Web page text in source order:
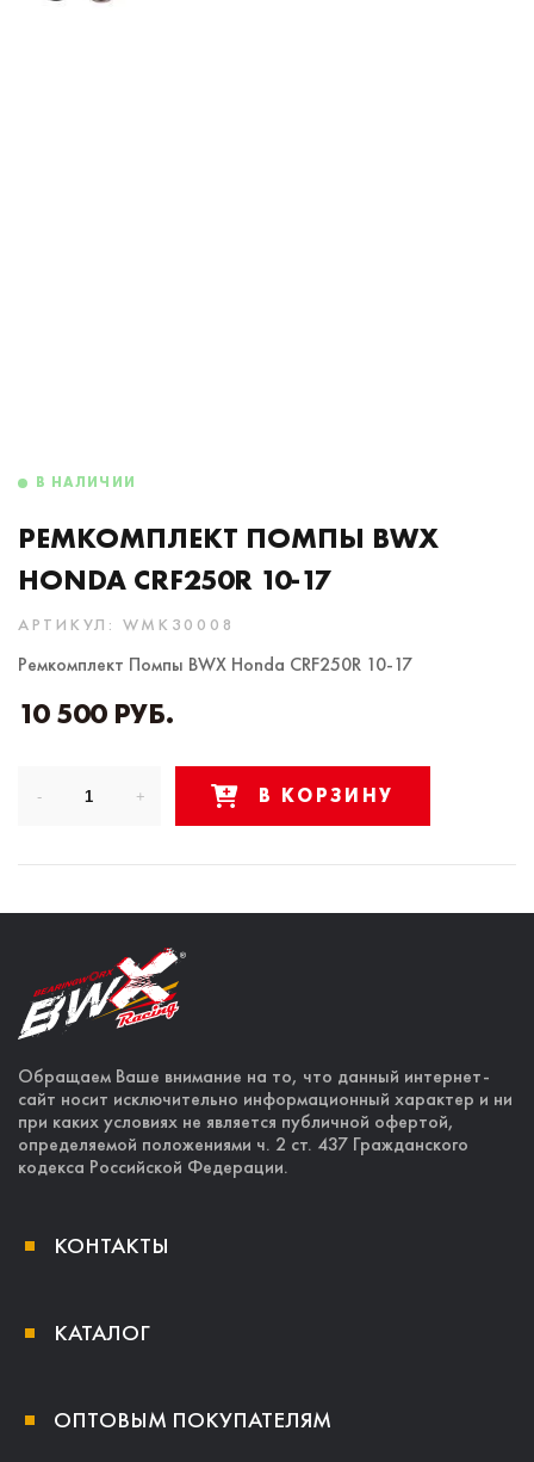
В НАЛИЧИИ
РЕМКОМПЛЕКТ ПОМПЫ BWX
HONDA CRF250R 10-17
АРТИКУЛ: WMK30008
Ремкомплект Помпы BWX Honda CRF250R 10-17
10 500 РУБ.
В КОРЗИНУ
Обращаем Ваше внимание на то, что данный интернет-
сайт носит исключительно информационный характер и ни
при каких условиях не является публичной офертой,
определяемой положениями ч. 2 ст. 437 Гражданского
кодекса Российской Федерации.
КОНТАКТЫ
КАТАЛОГ
ОПТОВЫМ ПОКУПАТЕЛЯМ